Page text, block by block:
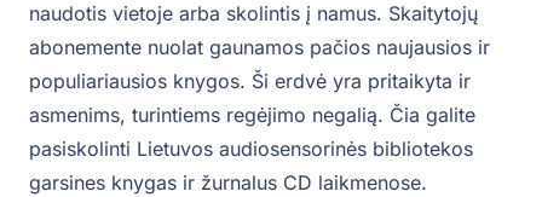
naudotis vietoje arba skolintis į namus. Skaitytojų
abonemente nuolat gaunamos pačios naujausios ir
populiariausios knygos. Ši erdvė yra pritaikyta ir
asmenims, turintiems regėjimo negalią. Čia galite
pasiskolinti Lietuvos audiosensorinės bibliotekos
garsines knygas ir žurnalus CD laikmenose.